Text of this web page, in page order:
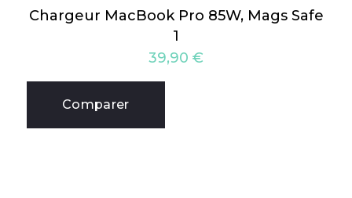
Chargeur MacBook Pro 85W, Mags Safe
1
39,90 €
Comparer